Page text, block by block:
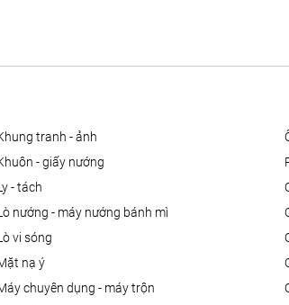
khung tranh - ảnh
khuôn - giấy nướng
ly - tách
lò nướng - máy nướng bánh mì
lò vi sóng
mặt nạ ý
máy chuyên dụng - máy trộn